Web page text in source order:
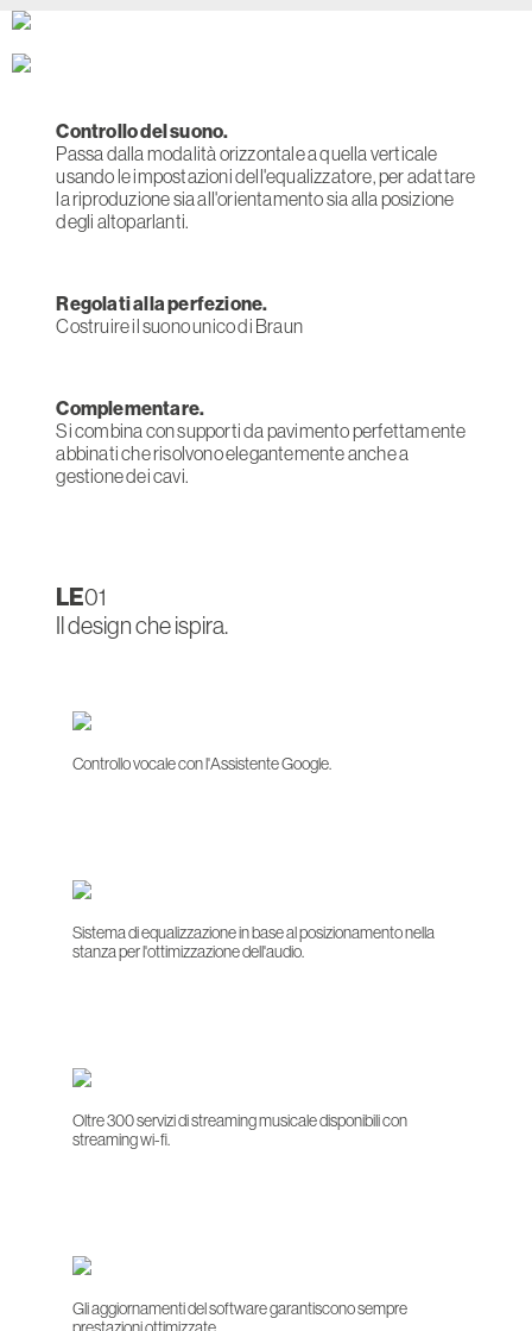
Controllo del suono.
Passa dalla modalità orizzontale a quella verticale
usando le impostazioni dell'equalizzatore, per adattare
la riproduzione sia all'orientamento sia alla posizione
degli altoparlanti.
Regolati alla perfezione.
Costruire il suono unico di Braun
Complementare.
Si combina con supporti da pavimento perfettamente
abbinati che risolvono elegantemente anche a
gestione dei cavi.
LE01
Il design che ispira.
Controllo vocale con l'Assistente Google.
Sistema di equalizzazione in base al posizionamento nella
stanza per l'ottimizzazione dell'audio.
Oltre 300 servizi di streaming musicale disponibili con
streaming wi-fi.
Gli aggiornamenti del software garantiscono sempre